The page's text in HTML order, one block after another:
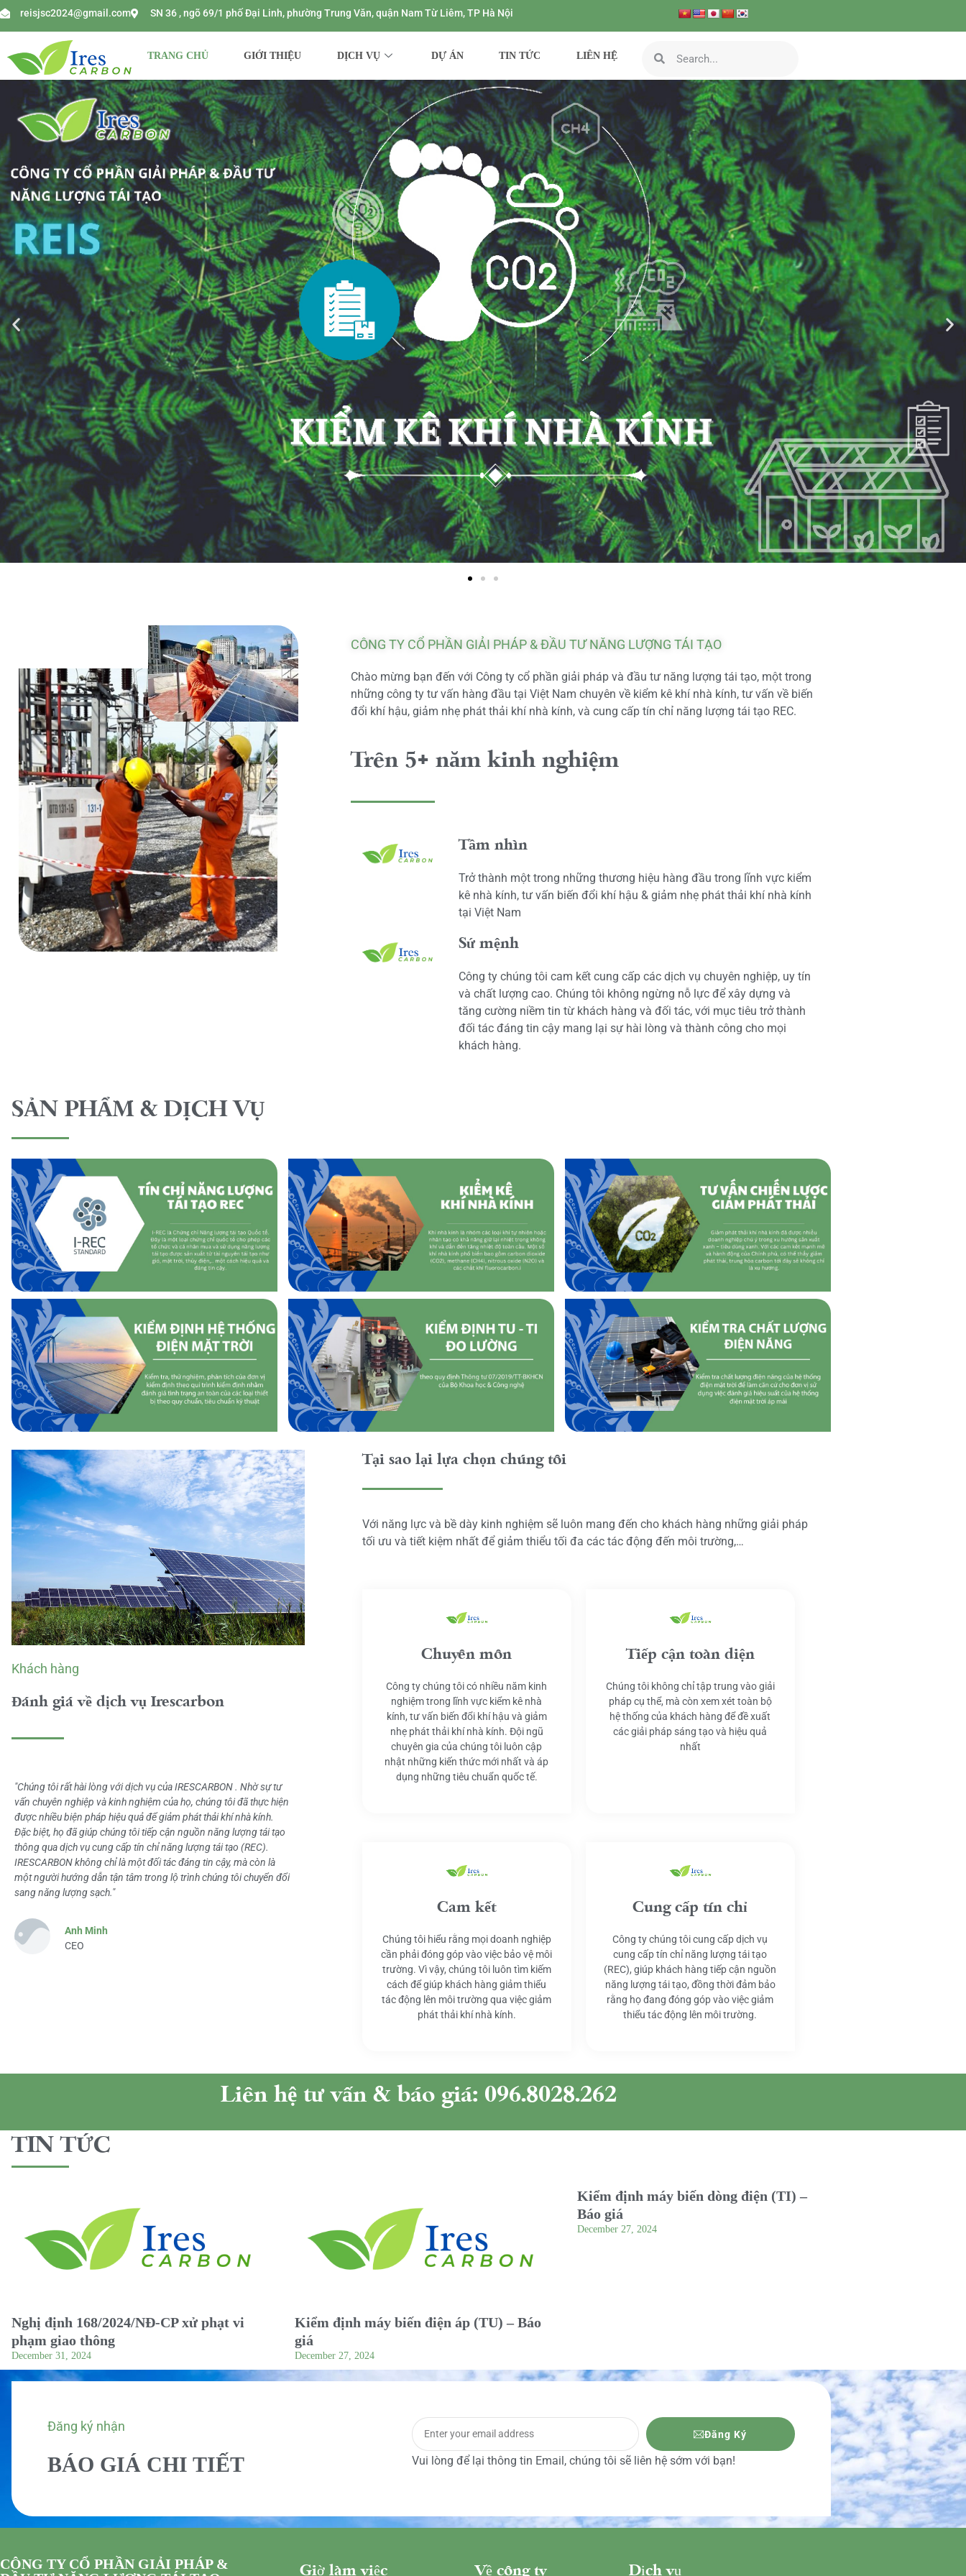
reisjsc2024@gmail.com SN 36 , ngõ 69/1 phố Đại Linh, phường Trung Văn, quận Nam Từ Liêm, TP Hà Nội
TRANG CHỦ GIỚI THIỆU DỊCH VỤ DỰ ÁN TIN TỨC LIÊN HỆ
CÔNG TY CỔ PHẦN GIẢI PHÁP & ĐẦU TƯ NĂNG LƯỢNG TÁI TẠO
Chào mừng bạn đến với Công ty cổ phần giải pháp và đầu tư năng lượng tái tạo, một trong
những công ty tư vấn hàng đầu tại Việt Nam chuyên về kiểm kê khí nhà kính, tư vấn về biến
đổi khí hậu, giảm nhẹ phát thải khí nhà kính, và cung cấp tín chỉ năng lượng tái tạo REC.
Trên 5+ năm kinh nghiệm
Tầm nhìn
Trở thành một trong những thương hiệu hàng đầu trong lĩnh vực kiểm
kê nhà kính, tư vấn biến đổi khí hậu & giảm nhẹ phát thải khí nhà kính
tại Việt Nam
Sứ mệnh
Công ty chúng tôi cam kết cung cấp các dịch vụ chuyên nghiệp, uy tín
và chất lượng cao. Chúng tôi không ngừng nỗ lực để xây dựng và
tăng cường niềm tin từ khách hàng và đối tác, với mục tiêu trở thành
đối tác đáng tin cậy mang lại sự hài lòng và thành công cho mọi
khách hàng.
SẢN PHẨM & DỊCH VỤ
Khách hàng
Đánh giá về dịch vụ Irescarbon
"Chúng tôi rất hài lòng với dịch vụ của IRESCARBON . Nhờ sự tư
vấn chuyên nghiệp và kinh nghiệm của họ, chúng tôi đã thực hiện
được nhiều biện pháp hiệu quả để giảm phát thải khí nhà kính.
Đặc biệt, họ đã giúp chúng tôi tiếp cận nguồn năng lượng tái tạo
thông qua dịch vụ cung cấp tín chỉ năng lượng tái tạo (REC).
IRESCARBON không chỉ là một đối tác đáng tin cậy, mà còn là
một người hướng dẫn tận tâm trong lộ trình chúng tôi chuyển đổi
sang năng lượng sạch."
Anh Minh
CEO
Tại sao lại lựa chọn chúng tôi
Với năng lực và bề dày kinh nghiệm sẽ luôn mang đến cho khách hàng những giải pháp
tối ưu và tiết kiệm nhất để giảm thiểu tối đa các tác động đến môi trường,…
Chuyên môn
Công ty chúng tôi có nhiều năm kinh
nghiệm trong lĩnh vực kiểm kê nhà
kính, tư vấn biến đổi khí hậu và giảm
nhẹ phát thải khí nhà kính. Đội ngũ
chuyên gia của chúng tôi luôn cập
nhật những kiến thức mới nhất và áp
dụng những tiêu chuẩn quốc tế.
Tiếp cận toàn diện
Chúng tôi không chỉ tập trung vào giải
pháp cụ thể, mà còn xem xét toàn bộ
hệ thống của khách hàng để đề xuất
các giải pháp sáng tạo và hiệu quả
nhất
Cam kết
Chúng tôi hiểu rằng mọi doanh nghiệp
cần phải đóng góp vào việc bảo vệ môi
trường. Vì vậy, chúng tôi luôn tìm kiếm
cách để giúp khách hàng giảm thiểu
tác động lên môi trường qua việc giảm
phát thải khí nhà kính.
Cung cấp tín chỉ
Công ty chúng tôi cung cấp dịch vụ
cung cấp tín chỉ năng lượng tái tạo
(REC), giúp khách hàng tiếp cận nguồn
năng lượng tái tạo, đồng thời đảm bảo
rằng họ đang đóng góp vào việc giảm
thiểu tác động lên môi trường.
Liên hệ tư vấn & báo giá: 096.8028.262
TIN TỨC
Nghị định 168/2024/NĐ-CP xử phạt vi
phạm giao thông
December 31, 2024
Kiểm định máy biến điện áp (TU) – Báo
giá
December 27, 2024
Kiểm định máy biến dòng điện (TI) –
Báo giá
December 27, 2024
Đăng ký nhận
BÁO GIÁ CHI TIẾT
Đăng Ký
Vui lòng để lại thông tin Email, chúng tôi sẽ liên hệ sớm với bạn!
CÔNG TY CỔ PHẦN GIẢI PHÁP &
Giờ làm việc Về công ty Dịch vụ